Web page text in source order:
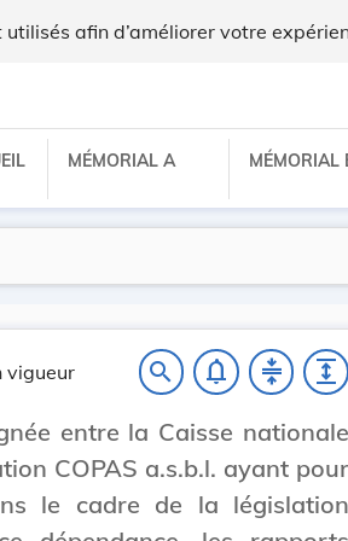
afin d’améliorer votre
MÉMORIAL A MÉMORIAL
vigueur search notifications_none compress expand
entre la Caisse nationale
COPAS a.s.b.l. ayant pour
le cadre de la législation